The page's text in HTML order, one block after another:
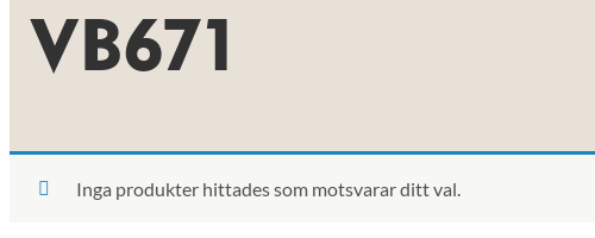
VB671
Inga produkter hittades som motsvarar ditt val.